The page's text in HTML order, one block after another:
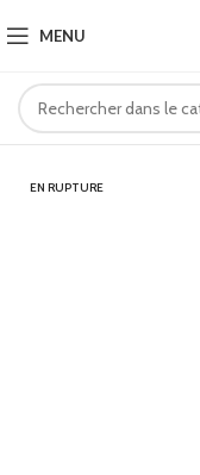
MENU
EN RUPTURE